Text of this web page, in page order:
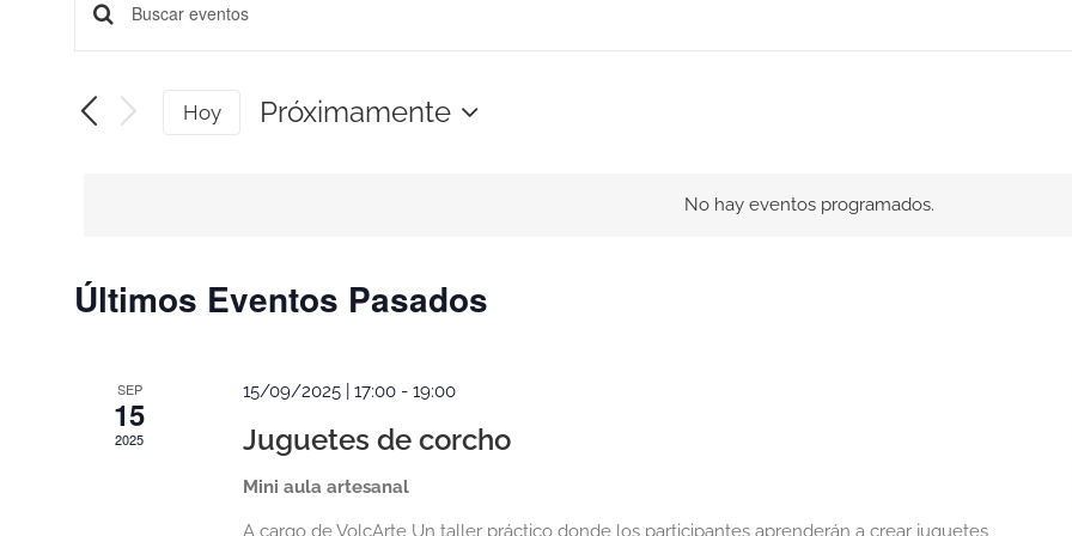
No hay eventos programados.
Navegación
de
búsqueda
de
Introduce
clave.
Busca
Hoy
Próximamente
Últimos Eventos Pasados
SEP
15
2025
15/09/2025 | 17:00- 19:00
Juguetes de corcho
Mini aula artesanal